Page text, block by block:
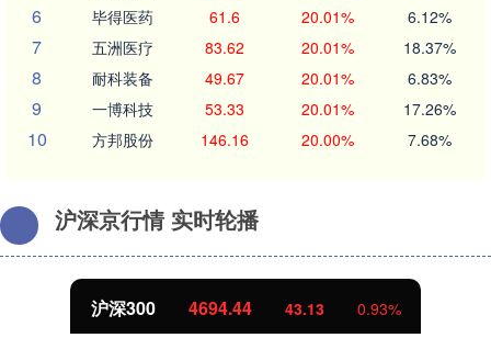
6 毕得医药 61.6 20.01% 6.12%
7 五洲医疗 83.62 20.01% 18.37%
8 耐科装备 49.67 20.01% 6.83%
9 一博科技 53.33 20.01% 17.26%
10 方邦股份 146.16 20.00% 7.68%
沪深京行情 实时轮播
沪深300 4694.44 43.13 0.93%